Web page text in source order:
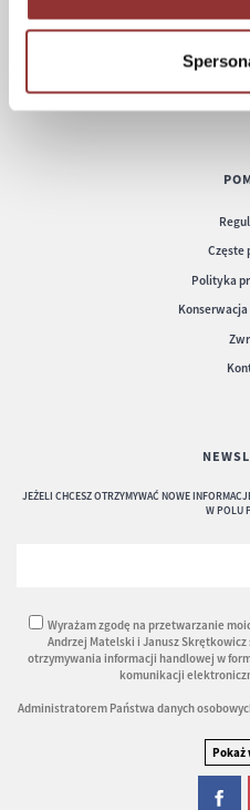
Informacje
Częste
Polityka
Konserwacja
JEŻELI CHCESZ OTRZYMYWAĆ NOWE
W POLU
Wyrażam zgodę na przetwarzanie
Andrzej Matelski i Janusz
otrzymywania informacji handlowej w
komunikacji
Administratorem Państwa danych